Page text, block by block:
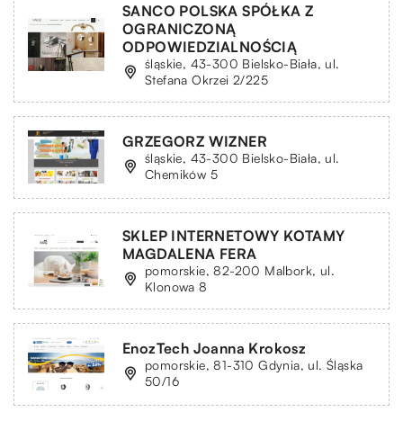
SANCO POLSKA SPÓŁKA Z
OGRANICZONĄ
ODPOWIEDZIALNOŚCIĄ
śląskie, 43-300 Bielsko-Biała, ul.
Stefana Okrzei 2/225
GRZEGORZ WIZNER
śląskie, 43-300 Bielsko-Biała, ul.
Chemików 5
SKLEP INTERNETOWY KOTAMY
MAGDALENA FERA
pomorskie, 82-200 Malbork, ul.
Klonowa 8
EnozTech Joanna Krokosz
pomorskie, 81-310 Gdynia, ul. Śląska
50/16